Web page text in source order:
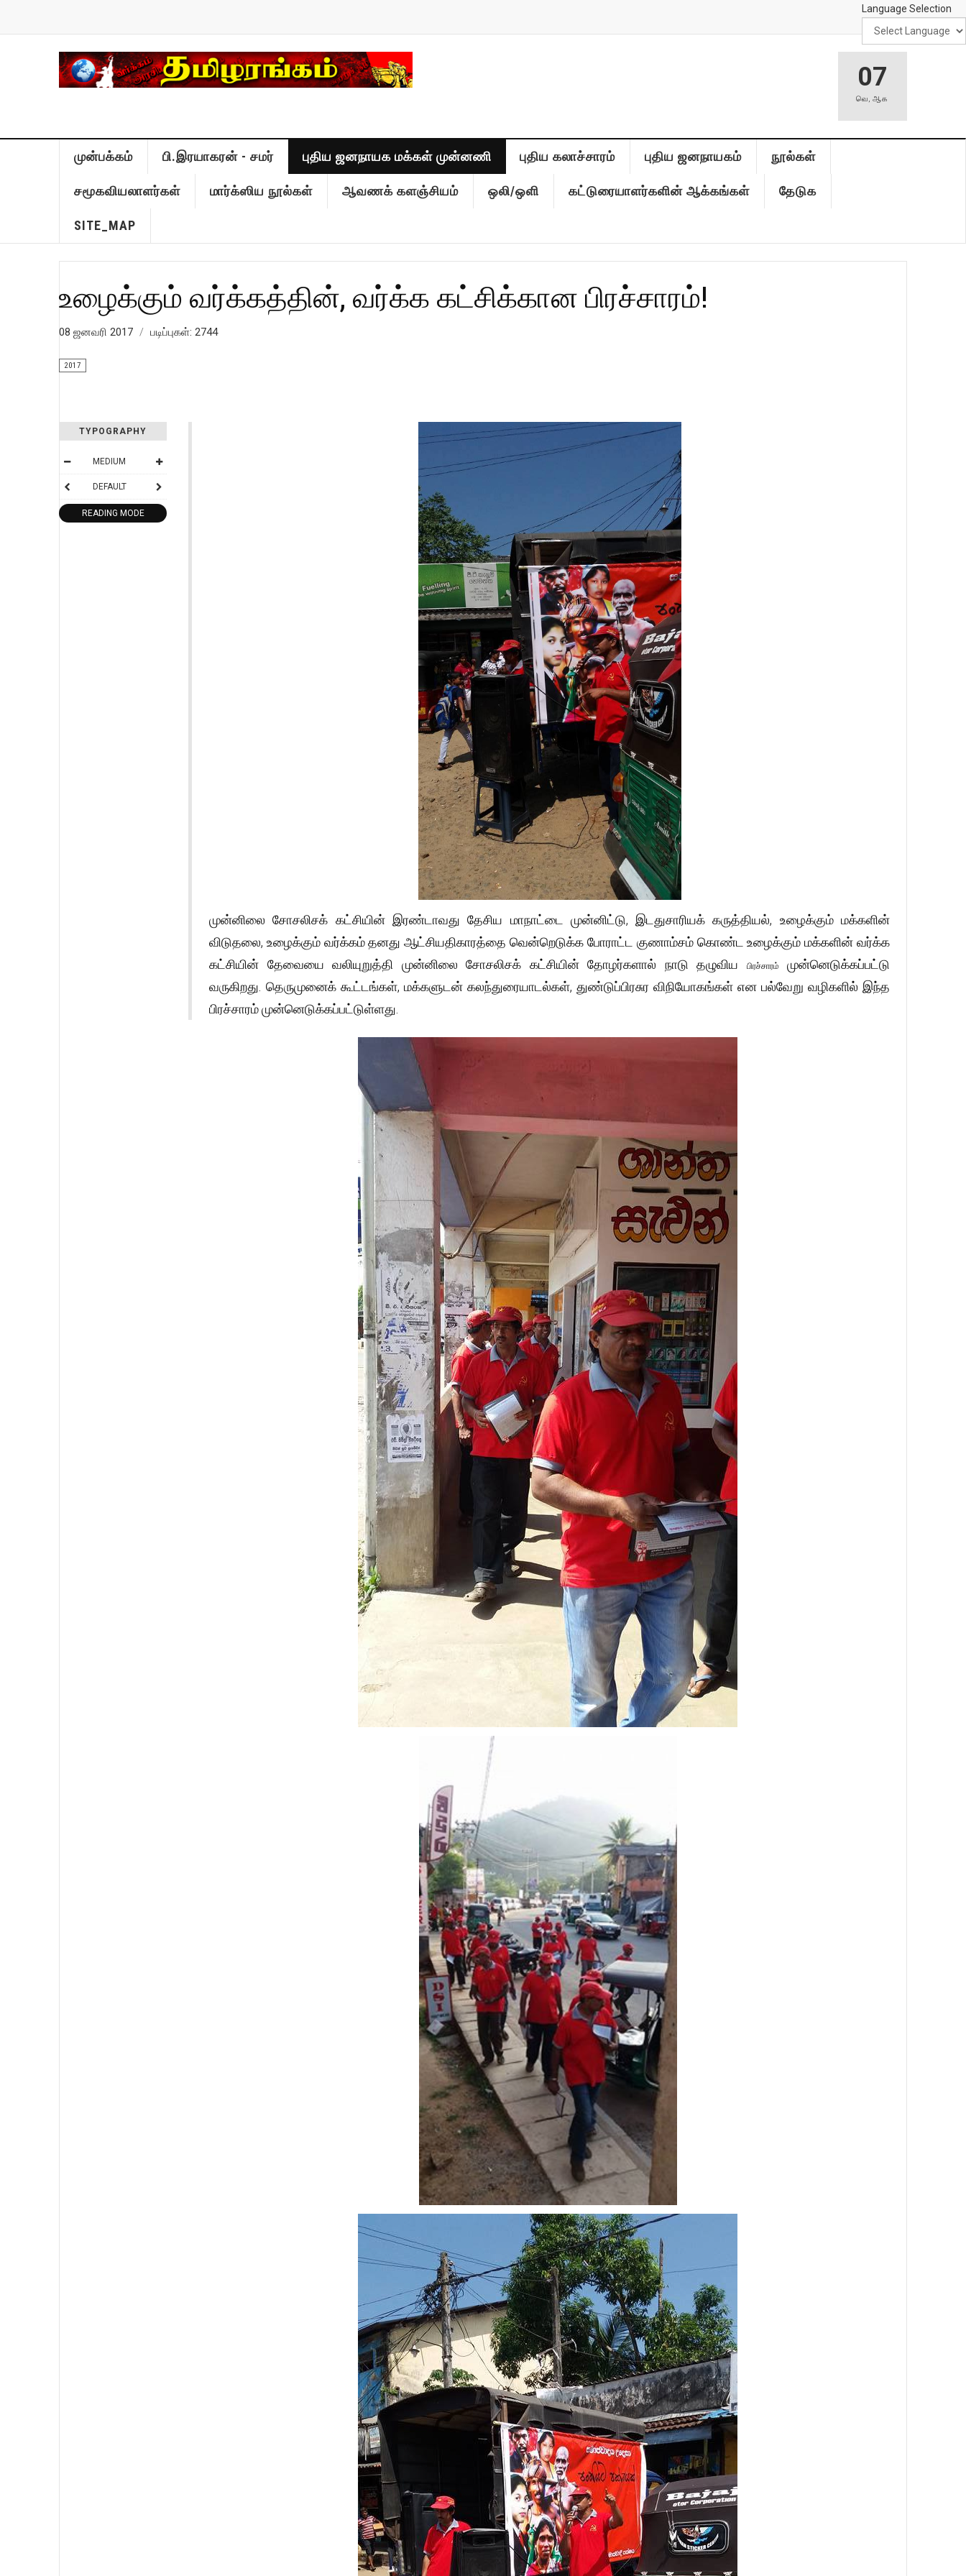
Language Selection
07
வெ,ஆக
முன்பக்கம் பி.இரயாகரன் - சமர் புதிய ஜனநாயக மக்கள் முன்னணி புதிய கலாச்சாரம் புதிய ஜனநாயகம் நூல்கள்
சமூகவியலாளர்கள் மார்க்ஸிய நூல்கள் ஆவணக் களஞ்சியம் ஒலி/ஒளி கட்டுரையாளர்களின் ஆக்கங்கள் தேடுக
SITE_MAP
உழைக்கும் வர்க்கத்தின், வர்க்க கட்சிக்கான பிரச்சாரம்!
08 ஜனவரி 2017 படிப்புகள்: 2744
2017
TYPOGRAPHY
MEDIUM
DEFAULT
READING MODE
முன்னிலை சோசலிசக் கட்சியின் இரண்டாவது தேசிய மாநாட்டை முன்னிட்டு, இடதுசாரியக் கருத்தியல், உழைக்கும் மக்களின்
விடுதலை, உழைக்கும் வர்க்கம் தனது ஆட்சியதிகாரத்தை வென்றெடுக்க போராட்ட குணாம்சம் கொண்ட உழைக்கும் மக்களின் வர்க்க
கட்சியின் தேவையை வலியுறுத்தி முன்னிலை சோசலிசக் கட்சியின் தோழர்களால் நாடு தழுவிய
பிரச்சாரம்
முன்னெடுக்கப்பட்டு
வருகிறது. தெருமுனைக் கூட்டங்கள், மக்களுடன் கலந்துரையாடல்கள், துண்டுப்பிரசுர விநியோகங்கள் என பல்வேறு வழிகளில் இந்த
பிரச்சாரம் முன்னெடுக்கப்பட்டுள்ளது.